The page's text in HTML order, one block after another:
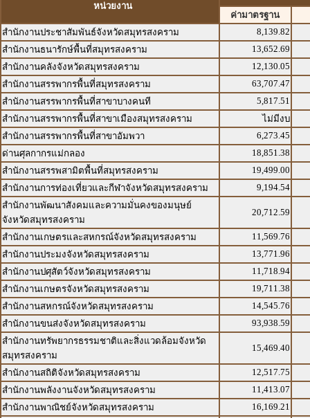
หน่วยงาน
ค่ามาตรฐาน
สำนักงานประชาสัมพันธ์จังหวัดสมุทรสงคราม
8,139.82
สำนักงานธนารักษ์พื้นที่สมุทรสงคราม
13,652.69
สำนักงานคลังจังหวัดสมุทรสงคราม
12,130.05
สำนักงานสรรพากรพื้นที่สมุทรสงคราม
63,707.47
สำนักงานสรรพากรพื้นที่สาขาบางคนที
5,817.51
สำนักงานสรรพากรพื้นที่สาขาเมืองสมุทรสงคราม
ไม่มีงบ
สำนักงานสรรพากรพื้นที่สาขาอัมพวา
6,273.45
ด่านศุลกากรแม่กลอง
18,851.38
สำนักงานสรรพสามิตพื้นที่สมุทรสงคราม
19,499.00
สำนักงานการท่องเที่ยวและกีฬาจังหวัดสมุทรสงคราม
9,194.54
สำนักงานพัฒนาสังคมและความมั่นคงของมนุษย์
จังหวัดสมุทรสงคราม
20,712.59
สำนักงานเกษตรและสหกรณ์จังหวัดสมุทรสงคราม
11,569.76
สำนักงานประมงจังหวัดสมุทรสงคราม
13,771.96
สำนักงานปศุสัตว์จังหวัดสมุทรสงคราม
11,718.94
สำนักงานเกษตรจังหวัดสมุทรสงคราม
19,711.38
สำนักงานสหกรณ์จังหวัดสมุทรสงคราม
14,545.76
สำนักงานขนส่งจังหวัดสมุทรสงคราม
93,938.59
สำนักงานทรัพยากรธรรมชาติและสิ่งแวดล้อมจังหวัด
สมุทรสงคราม
15,469.40
สำนักงานสถิติจังหวัดสมุทรสงคราม
12,517.75
สำนักงานพลังงานจังหวัดสมุทรสงคราม
11,413.07
สำนักงานพาณิชย์จังหวัดสมุทรสงคราม
16,169.21